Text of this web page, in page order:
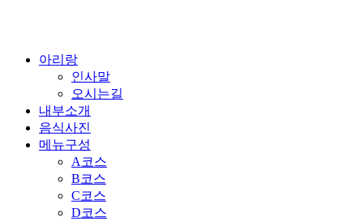
아리랑
인사말
오시는길
내부소개
음식사진
메뉴구성
A코스
B코스
C코스
D코스